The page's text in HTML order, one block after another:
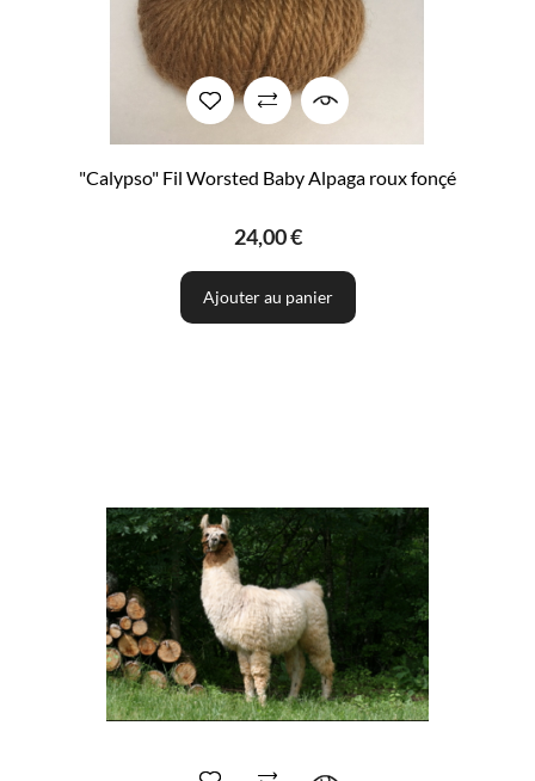
"Calypso" Fil Worsted Baby Alpaga roux fonçé
24,00 €
Ajouter au panier